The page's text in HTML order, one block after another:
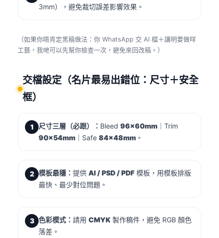
3mm），避免裁切誤差影響效果。
（如果你唔肯定黑稿做法：你 WhatsApp 交 AI 檔＋講明要做咩
工藝，我哋可以先幫你檢查一次，避免來回改稿。）
交檔設定（名片最易出錯位：尺寸＋安全
框）
1 尺寸三層（必跟）： Bleed 96×60mm ｜Trim
90×54mm ｜Safe 84×48mm 。
2 模板最穩： 提供 AI / PSD / PDF 模板，用模板排版
最快、最少對位問題。
3 色彩模式： 請用 CMYK 製作稿件，避免 RGB 顏色
落差。